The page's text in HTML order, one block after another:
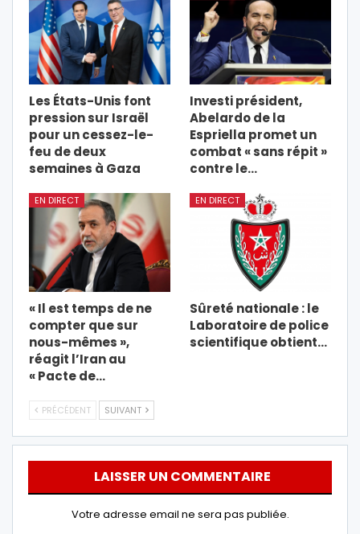
Les États-Unis font
pression sur Israël
pour un cessez-le-
feu de deux
semaines à Gaza
Investi président,
Abelardo de la
Espriella promet un
combat « sans répit »
contre le…
EN DIRECT
« Il est temps de ne
compter que sur
nous-mêmes »,
réagit l’Iran au
« Pacte de…
EN DIRECT
Sûreté nationale : le
Laboratoire de police
scientifique obtient…
PRÉCÉDENT SUIVANT
LAISSER UN COMMENTAIRE
Votre adresse email ne sera pas publiée.